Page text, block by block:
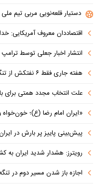
دستیار قلعه‌نویی مربی تیم ملی
اقتصاددان معروف آمریکایی:
انتشار اخبار جعلی توسط
هفته جاری فقط ۶ نفتکش از تنگه عبور کردند
علت انتخاب مجدد همتی برای بانک مرکزی
«ایران امام رضا (ع)؛
پیش‌بینی پاییز پر بارش در
رویترز: هشدار شدید ایران به
اجازه باز شدن مسیر دوم در